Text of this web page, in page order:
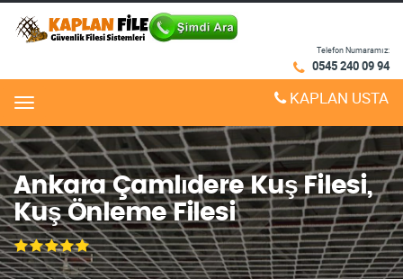
Telefon Numaramız:
0545 240 09 94
Menu KAPLAN USTA
Ankara Çamlıdere Kuş Filesi,
Kuş Önleme Filesi